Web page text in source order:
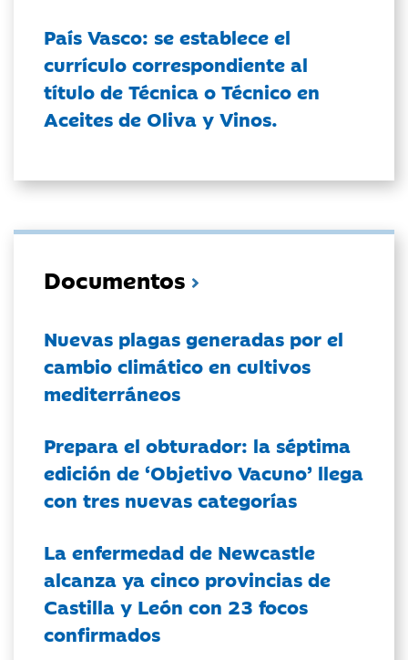
País Vasco: se establece el
currículo correspondiente al
título de Técnica o Técnico en
Aceites de Oliva y Vinos.
Documentos
Nuevas plagas generadas por el
cambio climático en cultivos
mediterráneos
Prepara el obturador: la séptima
edición de ‘Objetivo Vacuno’ llega
con tres nuevas categorías
La enfermedad de Newcastle
alcanza ya cinco provincias de
Castilla y León con 23 focos
confirmados